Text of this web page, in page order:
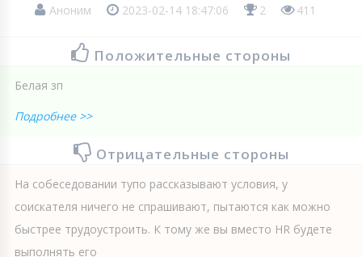
Аноним 2023-02-14 18:47:06 2 411
Положительные стороны
Белая зп
Подробнее >>
Отрицательные стороны
На собеседовании тупо рассказывают условия, у
соискателя ничего не спрашивают, пытаются как можно
быстрее трудоустроить. К тому же вы вместо HR будете
выполнять его